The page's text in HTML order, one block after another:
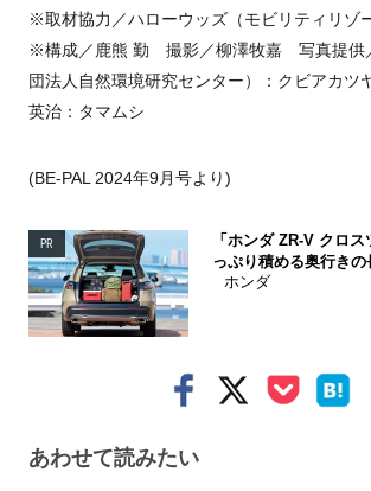
※取材協力／ハローウッズ（モビリティリゾ
※構成／鹿熊 勤 撮影／柳澤牧嘉 写真提供
団法人自然環境研究センター）：クビアカツ
英治：タマムシ
(BE-PAL 2024年9月号より)
PR
「ホンダ ZR-V クロ
っぷり積める奥行き
ホンダ
あわせて読みたい